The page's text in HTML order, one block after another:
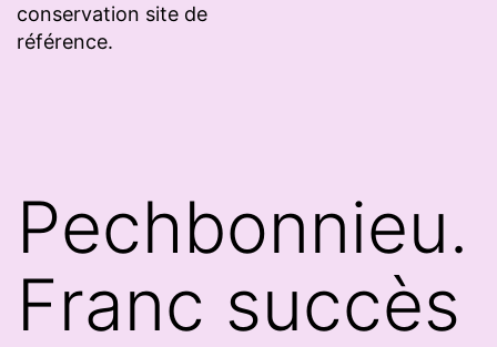
conservation site de
référence.
Pechbonnieu.
Franc succès